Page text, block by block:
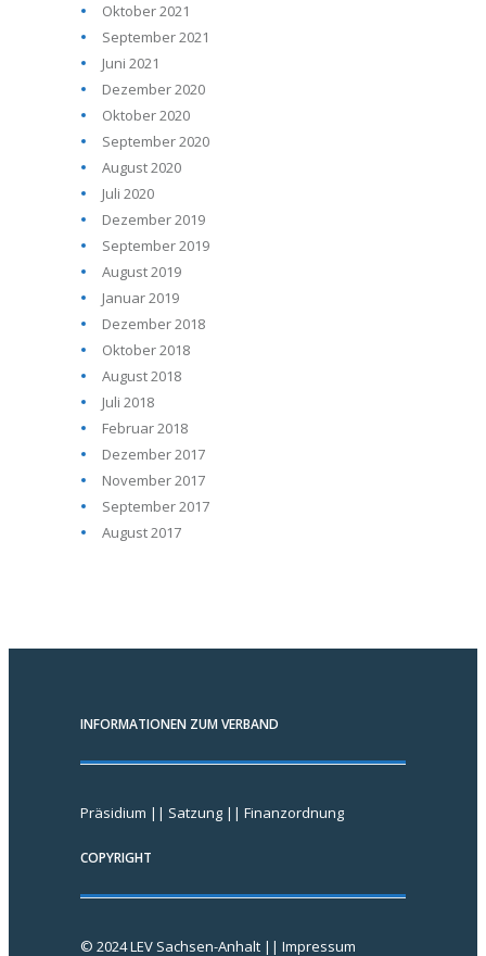
Oktober 2021
September 2021
Juni 2021
Dezember 2020
Oktober 2020
September 2020
August 2020
Juli 2020
Dezember 2019
September 2019
August 2019
Januar 2019
Dezember 2018
Oktober 2018
August 2018
Juli 2018
Februar 2018
Dezember 2017
November 2017
September 2017
August 2017
INFORMATIONEN ZUM VERBAND
Präsidium || Satzung || Finanzordnung
COPYRIGHT
© 2024 LEV Sachsen-Anhalt || Impressum